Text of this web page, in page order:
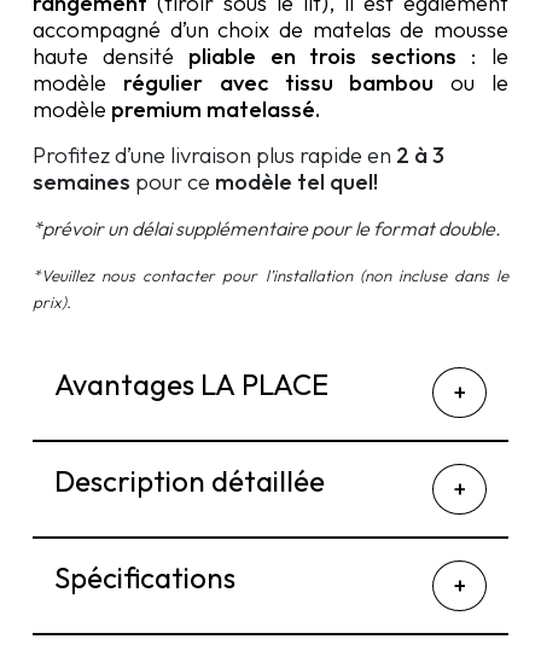
accompagné d’un choix de matelas de mousse
haute densité pliable en trois sections : le
modèle régulier avec tissu bambou ou le
modèle premium matelassé.
Profitez d’une livraison plus rapide en 2 à 3
semaines pour ce modèle tel quel!
*prévoir un délai supplémentaire pour le format double.
*Veuillez nous contacter pour l’installation (non incluse dans le
prix).
Avantages LA PLACE
Description détaillée
Spécifications